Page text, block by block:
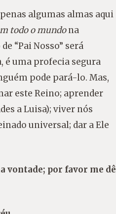
algumas almas aqui
todo o mundona
“Pai Nosso” será
é uma profecia segura
pode pará-lo. Mas,
este Reino; aprender
a Luisa); viver nós
universal; dar a Ele
vontade; por favor me dê